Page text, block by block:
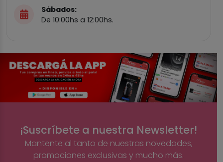
Sábados:
De 10:00hs a 12:00hs.
¡Suscríbete a nuestra Newsletter!
Mantente al tanto de nuestras novedades,
promociones exclusivas y mucho más.